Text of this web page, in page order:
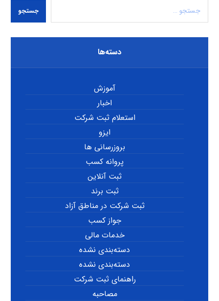
جستجو
دسته‌ها
آموزش
اخبار
استعلام ثبت شرکت
ایزو
بروزرسانی ها
پروانه کسب
ثبت آنلاین
ثبت برند
ثبت شرکت در مناطق آزاد
جواز کسب
خدمات مالی
دسته‌بندی نشده
دسته‌بندی نشده
راهنمای ثبت شرکت
مصاحبه